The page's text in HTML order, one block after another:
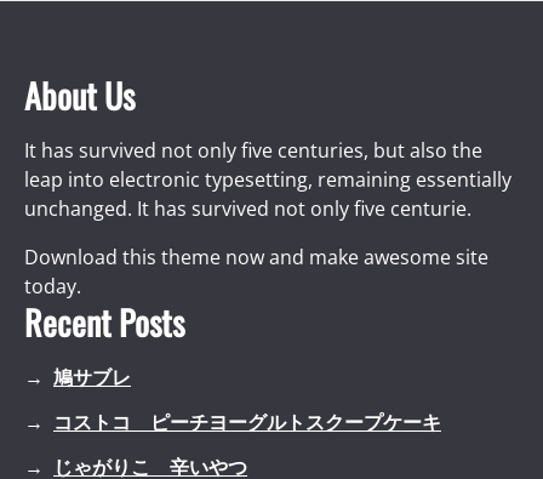
About Us
It has survived not only five centuries, but also the
leap into electronic typesetting, remaining essentially
unchanged. It has survived not only five centurie.
Download this theme now and make awesome site
today.
Recent Posts
鳩サブレ
コストコ ピーチヨーグルトスクープケーキ
じゃがりこ 辛いやつ